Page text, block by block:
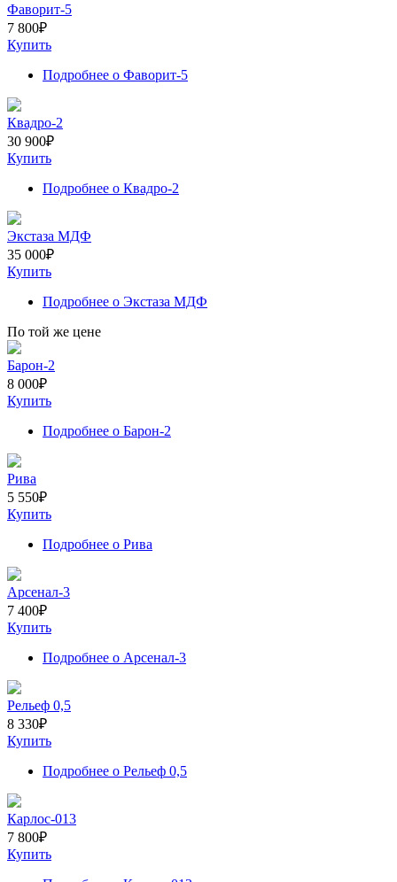
Фаворит-5
7 800₽
Купить
Подробнее о Фаворит-5
Квадро-2
30 900₽
Купить
Подробнее о Квадро-2
Экстаза МДФ
35 000₽
Купить
Подробнее о Экстаза МДФ
По той же цене
Барон-2
8 000₽
Купить
Подробнее о Барон-2
Рива
5 550₽
Купить
Подробнее о Рива
Арсенал-3
7 400₽
Купить
Подробнее о Арсенал-3
Рельеф 0,5
8 330₽
Купить
Подробнее о Рельеф 0,5
Карлос-013
7 800₽
Купить